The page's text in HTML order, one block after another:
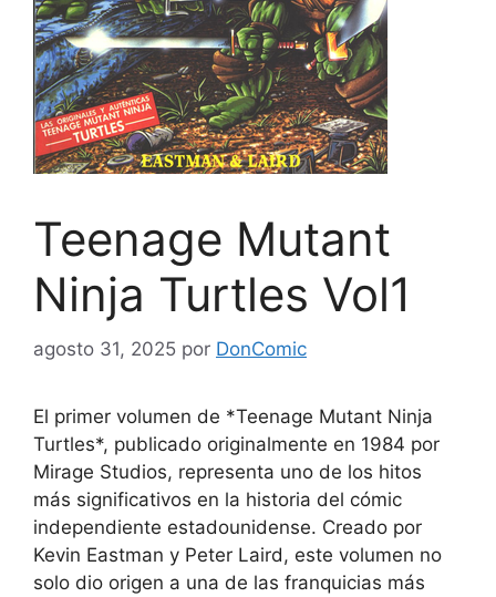
Teenage Mutant
Ninja Turtles Vol1
agosto 31, 2025 por DonComic
El primer volumen de *Teenage Mutant Ninja
Turtles*, publicado originalmente en 1984 por
Mirage Studios, representa uno de los hitos
más significativos en la historia del cómic
independiente estadounidense. Creado por
Kevin Eastman y Peter Laird, este volumen no
solo dio origen a una de las franquicias más